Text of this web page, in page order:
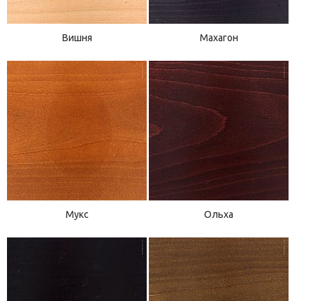
Вишня Махагон
Мукс Ольха